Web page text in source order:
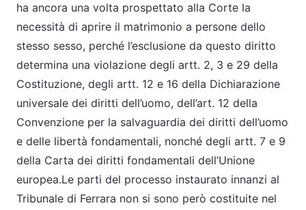
ha ancora una volta prospettato alla Corte la
necessità di aprire il matrimonio a persone dello
stesso sesso, perché l’esclusione da questo diritto
determina una violazione degli artt. 2, 3 e 29 della
Costituzione, degli artt. 12 e 16 della Dichiarazione
universale dei diritti dell’uomo, dell’art. 12 della
Convenzione per la salvaguardia dei diritti dell’uomo
e delle libertà fondamentali, nonché degli artt. 7 e 9
della Carta dei diritti fondamentali dell’Unione
europea.Le parti del processo instaurato innanzi al
Tribunale di Ferrara non si sono però costituite nel